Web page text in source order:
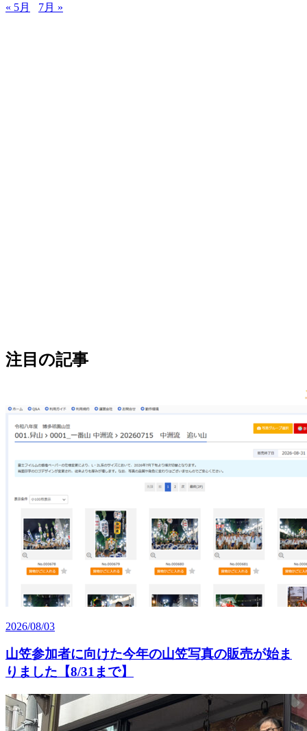
« 5月
7月 »
注目の記事
2026/08/03
山笠参加者に向けた今年の山笠写真の販売が始ま
りました【8/31まで】